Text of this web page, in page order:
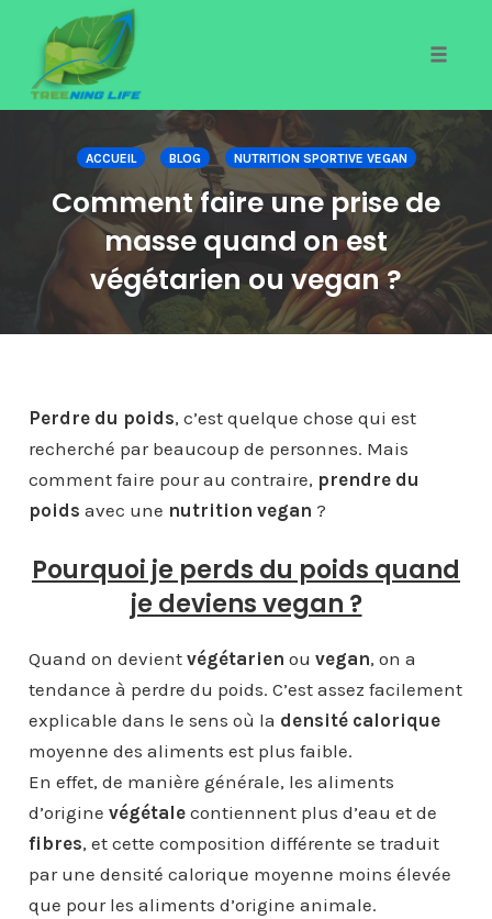
ACCUEIL BLOG NUTRITION SPORTIVE VEGAN
Comment faire une prise de
masse quand on est
végétarien ou vegan ?
Perdre du poids, c’est quelque chose qui est
recherché par beaucoup de personnes. Mais
comment faire pour au contraire, prendre du
poids avec une nutrition vegan ?
Pourquoi je perds du poids quand
je deviens vegan ?
Quand on devient végétarien ou vegan, on a
tendance à perdre du poids. C’est assez facilement
explicable dans le sens où la densité calorique
moyenne des aliments est plus faible.
En effet, de manière générale, les aliments
d’origine végétalecontiennent plus d’eau et de
fibres, et cette composition différente se traduit
par une densité calorique moyenne moins élevée
que pour les aliments d’origine animale.